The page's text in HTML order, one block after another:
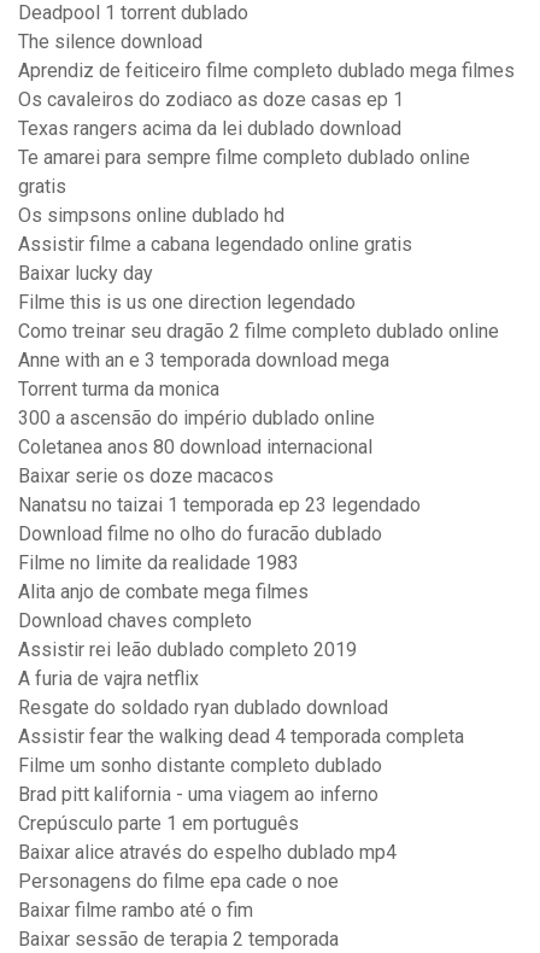
Deadpool 1 torrent dublado
The silence download
Aprendiz de feiticeiro filme completo dublado mega filmes
Os cavaleiros do zodiaco as doze casas ep 1
Texas rangers acima da lei dublado download
Te amarei para sempre filme completo dublado online
gratis
Os simpsons online dublado hd
Assistir filme a cabana legendado online gratis
Baixar lucky day
Filme this is us one direction legendado
Como treinar seu dragão 2 filme completo dublado online
Anne with an e 3 temporada download mega
Torrent turma da monica
300 a ascensão do império dublado online
Coletanea anos 80 download internacional
Baixar serie os doze macacos
Nanatsu no taizai 1 temporada ep 23 legendado
Download filme no olho do furacão dublado
Filme no limite da realidade 1983
Alita anjo de combate mega filmes
Download chaves completo
Assistir rei leão dublado completo 2019
A furia de vajra netflix
Resgate do soldado ryan dublado download
Assistir fear the walking dead 4 temporada completa
Filme um sonho distante completo dublado
Brad pitt kalifornia - uma viagem ao inferno
Crepúsculo parte 1 em português
Baixar alice através do espelho dublado mp4
Personagens do filme epa cade o noe
Baixar filme rambo até o fim
Baixar sessão de terapia 2 temporada